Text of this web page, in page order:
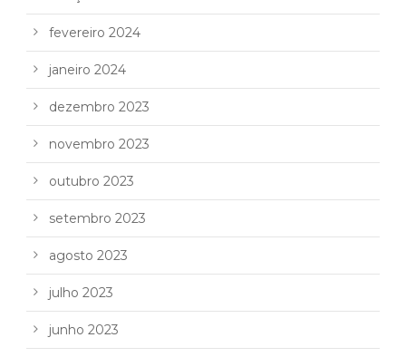
fevereiro 2024
janeiro 2024
dezembro 2023
novembro 2023
outubro 2023
setembro 2023
agosto 2023
julho 2023
junho 2023